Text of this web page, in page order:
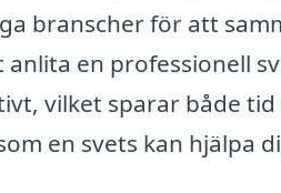
branscher för att
en professionell
vilket sparar både
en svets kan hjälpa